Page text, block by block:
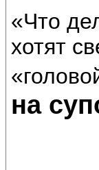
«Что
хотят
на